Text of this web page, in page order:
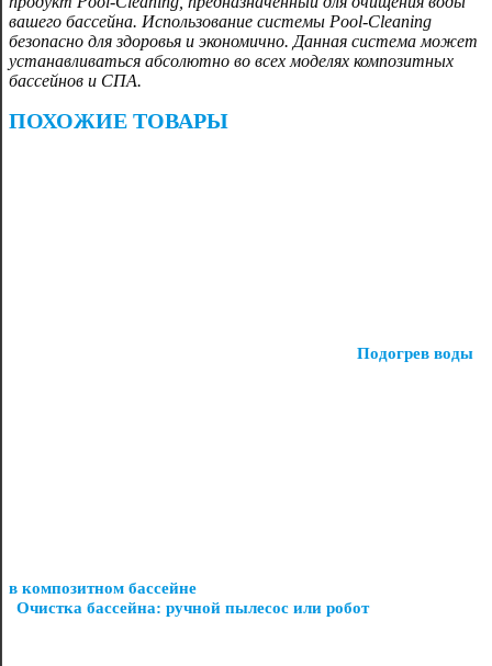
вашего бассейна. Использование системы Pool-Cleaning
безопасно для здоровья и экономично. Данная система может
устанавливаться абсолютно во всех моделях композитных
бассейнов и СПА.
ПОХОЖИЕ ТОВАРЫ
Подогрев воды
в композитном бассейне
Очистка бассейна: ручной пылесос или робот